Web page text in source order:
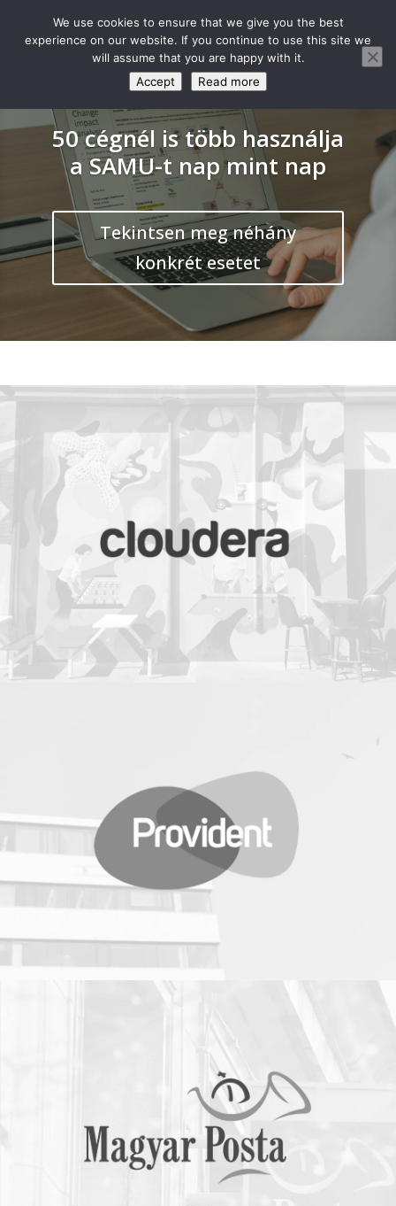
50 cégnél is több használja
a SAMU-t nap mint nap
Tekintsen meg néhány
konkrét esetet
We use cookies to ensure that we give you the best
experience on our website. If you continue to use this site we
will assume that you are happy with it.
Accept
Read more